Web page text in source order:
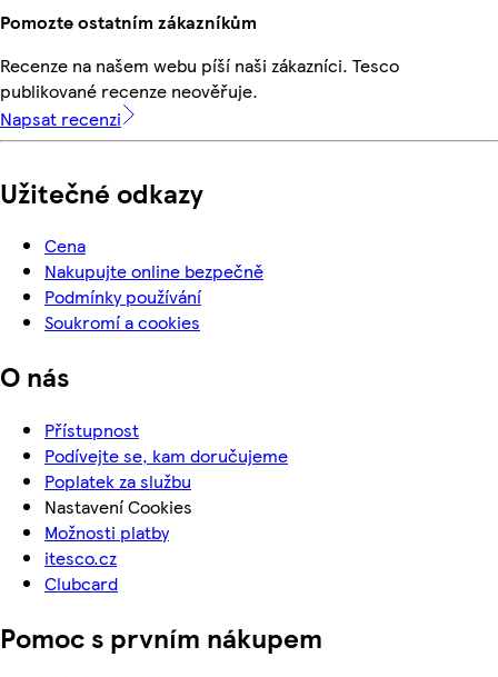
Pomozte ostatním zákazníkům
Recenze na našem webu píší naši zákazníci. Tesco
publikované recenze neověřuje.
Napsat recenzi
Užitečné odkazy
Cena
Nakupujte online bezpečně
Podmínky používání
Soukromí a cookies
O nás
Přístupnost
Podívejte se, kam doručujeme
Poplatek za službu
Nastavení Cookies
Možnosti platby
itesco.cz
Clubcard
Pomoc s prvním nákupem